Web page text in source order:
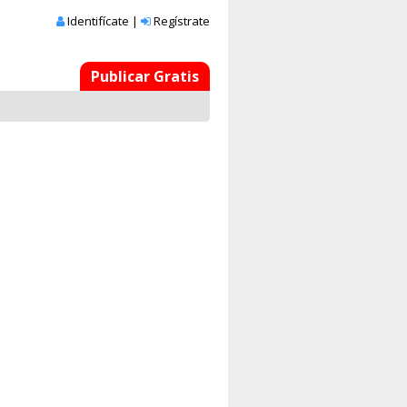
Identifícate | Regístrate
Publicar Gratis